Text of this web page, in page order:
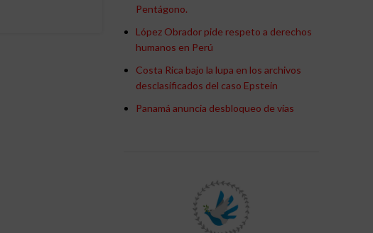
Pentágono.
López Obrador pide respeto a derechos
humanos en Perú
Costa Rica bajo la lupa en los archivos
desclasificados del caso Epstein
Panamá anuncia desbloqueo de vías